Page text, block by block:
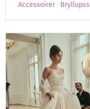
Accessoirer